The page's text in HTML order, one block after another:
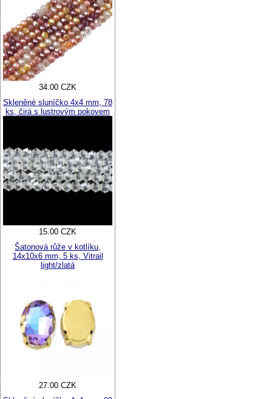
34.00 CZK
Skleněné sluníčko 4x4 mm, 78
ks, čirá s lustrovým pokovem
15.00 CZK
Šatonová růže v kotlíku,
14x10x6 mm, 5 ks, Vitrail
light/zlatá
27.00 CZK